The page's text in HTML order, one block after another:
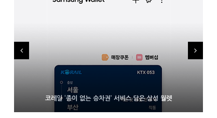
코레일 ‘종이 없는 승차권’ 서비스 담은 삼성 월렛
시력 조정 기능 얹고 가격 낮춘 공간 디스플레이 안경 ‘비추어 프로
2’ 공개
D램 부족에 10억달러어치 아이폰18 프로세서 패키징 대기 중